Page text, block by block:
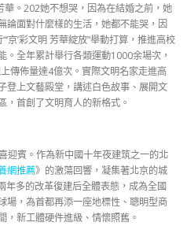
華。202她不想哭，因為在結婚之前，她
論面對什麼樣的生活，她都不能哭，因
京’彩文明 芳華綻放”舉動打算，推進高校
。全年累計舉行各類運動1000余場次，
傳佈量達4億次。實際文明名家走進高
登上文藝殿堂，講述白色故事、展開文
，首創了文明育人的新格式。
迎賓。作為新中國十年夜建筑之一的北
網推薦》的激蕩回響，凝集著北京的城
多的改革復建后全體表態，成為全國
場，為首都再添一座地標性、聰明型商
，新工體硬件進級、情懷照舊。